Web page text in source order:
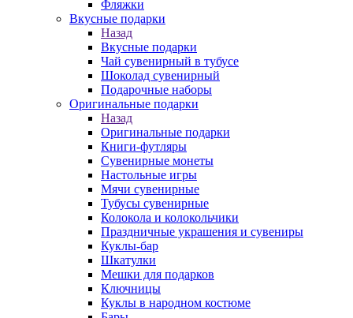
Фляжки
Вкусные подарки
Назад
Вкусные подарки
Чай сувенирный в тубусе
Шоколад сувенирный
Подарочные наборы
Оригинальные подарки
Назад
Оригинальные подарки
Книги-футляры
Сувенирные монеты
Настольные игры
Мячи сувенирные
Тубусы сувенирные
Колокола и колокольчики
Праздничные украшения и сувениры
Куклы-бар
Шкатулки
Мешки для подарков
Ключницы
Куклы в народном костюме